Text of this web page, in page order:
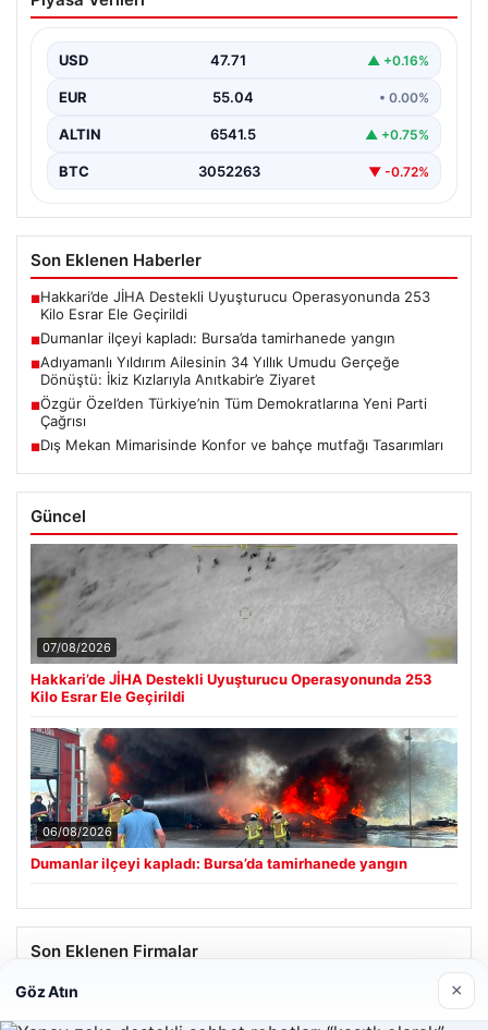
tamirhanede yangın
USD 47.71 ▲ +0.16%
EUR 55.04 • 0.00%
ALTIN 6541.5 ▲ +0.75%
BTC 3052263 ▼ -0.72%
Son Eklenen Haberler
■Hakkari’de JİHA Destekli Uyuşturucu Operasyonunda 253
Kilo Esrar Ele Geçirildi
■Dumanlar ilçeyi kapladı: Bursa’da tamirhanede yangın
■Adıyamanlı Yıldırım Ailesinin 34 Yıllık Umudu Gerçeğe
Dönüştü: İkiz Kızlarıyla Anıtkabir’e Ziyaret
■Özgür Özel’den Türkiye’nin Tüm Demokratlarına Yeni Parti
Çağrısı
■Dış Mekan Mimarisinde Konfor ve bahçe mutfağı Tasarımları
Güncel
07/08/2026
Hakkari’de JİHA Destekli Uyuşturucu Operasyonunda 253
Kilo Esrar Ele Geçirildi
06/08/2026
Dumanlar ilçeyi kapladı: Bursa’da tamirhanede yangın
Son Eklenen Firmalar
Hastaş Beton
Göz Atın ×